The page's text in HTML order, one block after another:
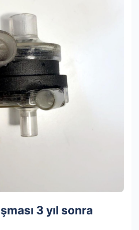
3 yıl sonra